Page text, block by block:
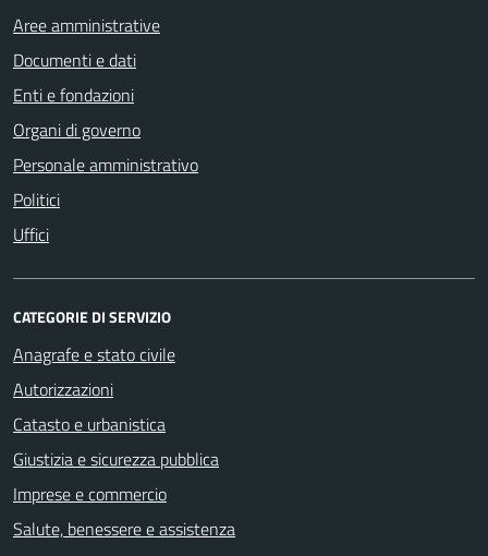
Aree amministrative
Documenti e dati
Enti e fondazioni
Organi di governo
Personale amministrativo
Politici
Uffici
CATEGORIE DI SERVIZIO
Anagrafe e stato civile
Autorizzazioni
Catasto e urbanistica
Giustizia e sicurezza pubblica
Imprese e commercio
Salute, benessere e assistenza